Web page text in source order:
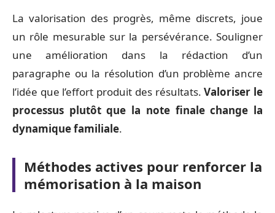
La valorisation des progrès, même discrets, joue
un rôle mesurable sur la persévérance. Souligner
une amélioration dans la rédaction d’un
paragraphe ou la résolution d’un problème ancre
l’idée que l’effort produit des résultats.Valoriser le
processus plutôt que la note finale change la
dynamique familiale.
Méthodes actives pour renforcer la
mémorisation à la maison